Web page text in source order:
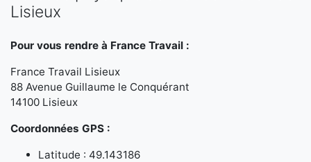
Lisieux
Pour vous rendre à France Travail :
France Travail Lisieux
88 Avenue Guillaume le Conquérant
14100 Lisieux
Coordonnées GPS :
Latitude : 49.143186